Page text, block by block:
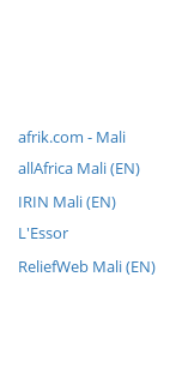
afrik.com - Mali
allAfrica Mali (EN)
IRIN Mali (EN)
L'Essor
ReliefWeb Mali (EN)